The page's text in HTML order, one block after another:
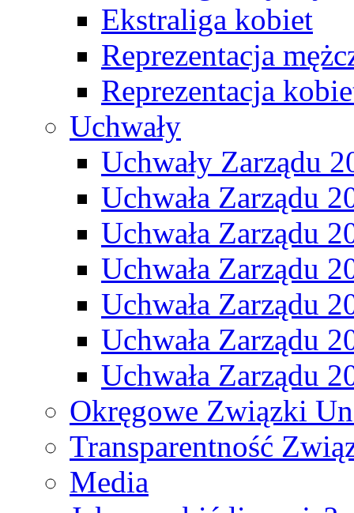
Ekstraliga kobiet
Reprezentacja
Reprezentacja
Uchwały
Uchwały Zarządu
Uchwała Zarządu
Uchwała Zarządu
Uchwała Zarządu
Uchwała Zarządu
Uchwała Zarządu
Uchwała Zarządu
Okręgowe Związki
Transparentność
Media